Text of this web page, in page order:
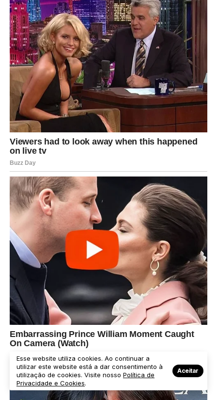
Esse website utiliza cookies. Ao continuar a
utilizar este website está a dar consentimento à
utilização de cookies. Visite nosso Política de
Privacidade e Cookies.
Aceitar